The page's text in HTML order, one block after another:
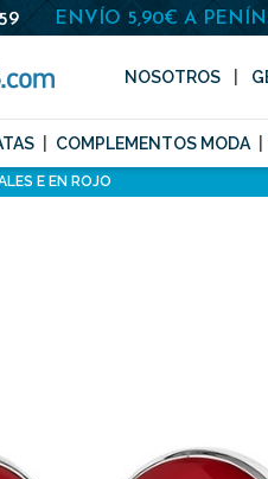
ENVÍO 5,90€ A
NOSOTROS
COMPLEMENTOS MODA
E EN ROJO